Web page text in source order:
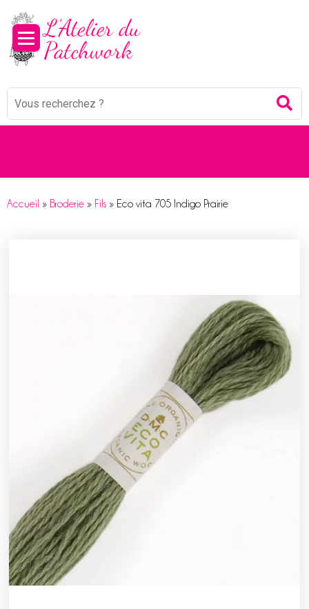
Mots
Accueil » Broderie » Fils » Eco vita 705 Indigo Prairie
Panneau de gestion des cookies